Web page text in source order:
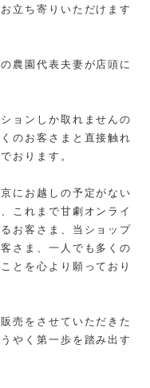
立ち寄りいただけます
農園代表夫妻が店頭に
ョンしか取れませんの
のお客さまと直接触れ
おります。
にお越しの予定がない
これまで甘劇オンライ
お客さま、当ショップ
さま、一人でも多くの
とを心より願っており
売をさせていただきた
やく第一歩を踏み出す